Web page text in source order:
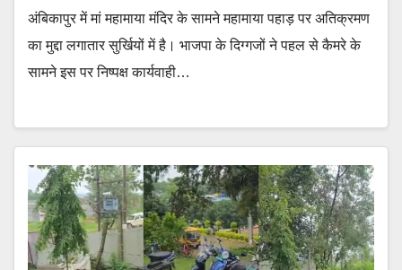
अंबिकापुर में मां महामाया मंदिर के सामने महामाया पहाड़ पर अतिक्रमण
का मुद्दा लगातार सुर्खियों में है। भाजपा के दिग्गजों ने पहल से कैमरे के
सामने इस पर निष्पक्ष कार्यवाही…